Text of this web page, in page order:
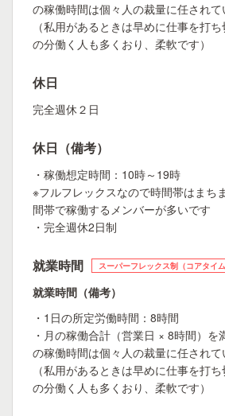
の稼働時間は個々人の裁量に任されて
（私用があるときは早めに仕事を打
の分働く人も多くおり、柔軟です）
休日
完全週休２日
休日（備考）
・稼働想定時間：10時～19時
※フルフレックスなので時間帯はまち
間帯で稼働するメンバーが多いです
・完全週休2日制
就業時間 スーパーフレックス制（コアタイム
就業時間（備考）
・1日の所定労働時間：8時間
・月の稼働合計（営業日 × 8時間）を
の稼働時間は個々人の裁量に任されて
（私用があるときは早めに仕事を打
の分働く人も多くおり、柔軟です）